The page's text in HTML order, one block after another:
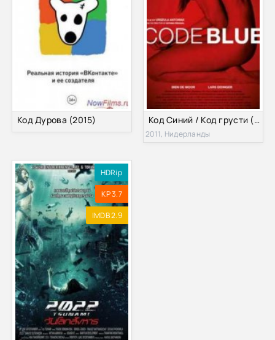
Код Дурова (2015) Код Синий / Код грусти (2011)
2011, Нидерланды
HDRip
KP 3.7
IMDB 2.9